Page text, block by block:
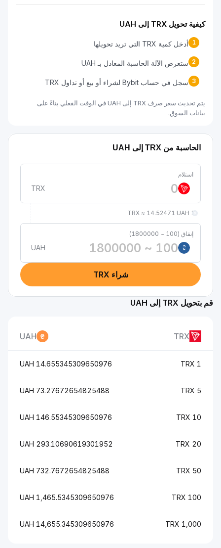
كيفية تحويل TRX إلى UAH
1 أدخل كمية TRX التي تريد تحويلها
2 ستعرض الآلة الحاسبة المعادل بـ UAH
3 سجل في حساب Bybit لشراء أو بيع أو تداول TRX
يتم تحديث سعر صرف TRX إلى UAH في الوقت الفعلي بناءً على
بيانات السوق.
الحاسبة من TRX إلى UAH
استلام
TRX
1 TRX ≈ 14.52471 UAH
إنفاق (100 ~ 1800000)
₴
UAH
شراء TRX
قم بتحويل TRX إلى UAH
TRX
UAH
1 TRX
14.655345309650976 UAH
5 TRX
73.27672654825488 UAH
10 TRX
146.55345309650976 UAH
20 TRX
293.10690619301952 UAH
50 TRX
732.7672654825488 UAH
100 TRX
1,465.5345309650976 UAH
1,000 TRX
14,655.345309650976 UAH